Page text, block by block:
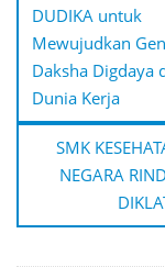
DUDIKA untuk
Mewujudkan
Daksha Digdaya
Dunia Kerja
SMK
NEGARA